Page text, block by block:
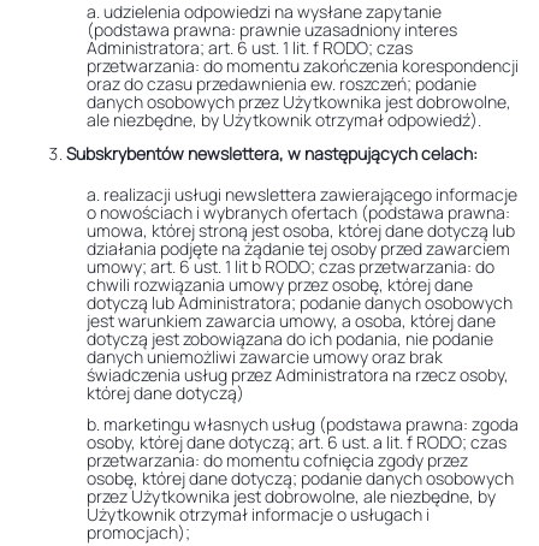
a. udzielenia odpowiedzi na wysłane zapytanie
(podstawa prawna: prawnie uzasadniony interes
Administratora; art. 6 ust. 1 lit. f RODO; czas
przetwarzania: do momentu zakończenia korespondencji
oraz do czasu przedawnienia ew. roszczeń; podanie
danych osobowych przez Użytkownika jest dobrowolne,
ale niezbędne, by Użytkownik otrzymał odpowiedź).
Subskrybentów newslettera, w następujących celach:
a. realizacji usługi newslettera zawierającego informacje
o nowościach i wybranych ofertach (podstawa prawna:
umowa, której stroną jest osoba, której dane dotyczą lub
działania podjęte na żądanie tej osoby przed zawarciem
umowy; art. 6 ust. 1 lit b RODO; czas przetwarzania: do
chwili rozwiązania umowy przez osobę, której dane
dotyczą lub Administratora; podanie danych osobowych
jest warunkiem zawarcia umowy, a osoba, której dane
dotyczą jest zobowiązana do ich podania, nie podanie
danych uniemożliwi zawarcie umowy oraz brak
świadczenia usług przez Administratora na rzecz osoby,
której dane dotyczą)
b. marketingu własnych usług (podstawa prawna: zgoda
osoby, której dane dotyczą; art. 6 ust. a lit. f RODO; czas
przetwarzania: do momentu cofnięcia zgody przez
osobę, której dane dotyczą; podanie danych osobowych
przez Użytkownika jest dobrowolne, ale niezbędne, by
Użytkownik otrzymał informacje o usługach i
promocjach);